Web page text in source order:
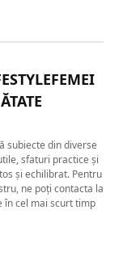
FEMEI
subiecte din diverse
sfaturi practice și
și echilibrat. Pentru
ne poți contacta la
în cel mai scurt timp